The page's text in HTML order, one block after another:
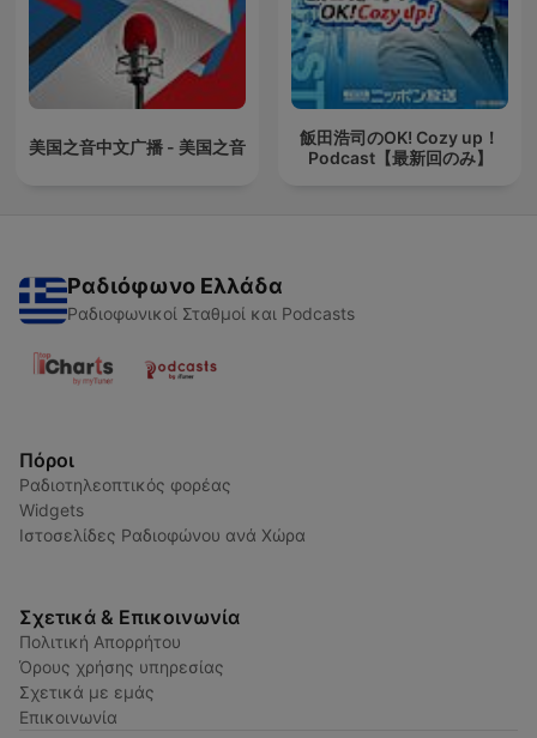
美国之音中文广播 - 美国之音
飯田浩司のOK! Cozy up！
Podcast【最新回のみ】
Ραδιόφωνο Ελλάδα
Ραδιοφωνικοί Σταθμοί και Podcasts
Πόροι
Ραδιοτηλεοπτικός φορέας
Widgets
Ιστοσελίδες Ραδιοφώνου ανά Χώρα
Σχετικά & Επικοινωνία
Πολιτική Απορρήτου
Όρους χρήσης υπηρεσίας
Σχετικά με εμάς
Επικοινωνία